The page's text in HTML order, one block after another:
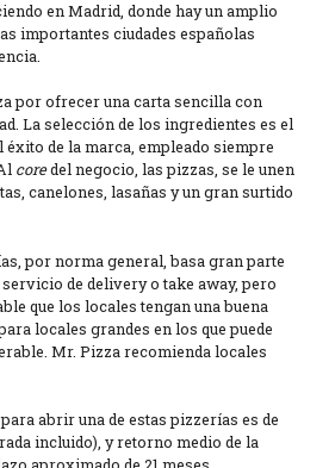
en Madrid, donde hay un amplio
importantes ciudades españolas
por ofrecer una carta sencilla con
La selección de los ingredientes es el
éxito de la marca, empleado siempre
coredel negocio, las pizzas, se le unen
canelones, lasañas y un gran surtido
por norma general, basa gran parte
de delivery o take away, pero
que los locales tengan una buena
locales grandes en los que puede
Mr. Pizza recomienda locales
abrir una de estas pizzerías es de
incluido), y retorno medio de la
aproximado de 21 meses.